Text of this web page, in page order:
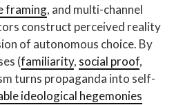
framing, and multi-channel
construct perceived reality
of autonomous choice. By
(familiarity, social proof,
turns propaganda into self-
ideological hegemonies